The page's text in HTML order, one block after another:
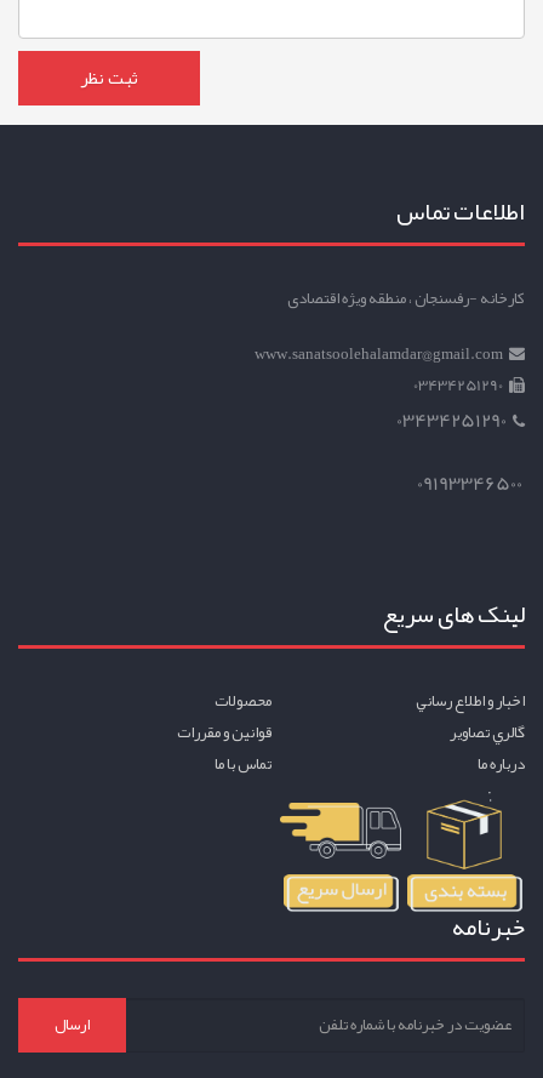
اطلاعات تماس
کارخانه -رفسنجان ، منطقه ویژه اقتصادی
www.sanatsoolehalamdar@gmail.com
03434251290
03434251290
09193346500
لینک های سریع
اخبار و اطلاع رساني
محصولات
گالري تصاوير
قوانين و مقررات
درباره ما
تماس با ما
خبرنامه
ارسال